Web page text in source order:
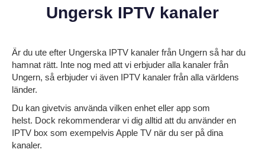
Ungersk IPTV kanaler
Är du ute efter Ungerska IPTV kanaler från Ungern så har du
hamnat rätt. Inte nog med att vi erbjuder alla kanaler från
Ungern, så erbjuder vi även IPTV kanaler från alla världens
länder.
Du kan givetvis använda vilken enhet eller app som
helst. Dock rekommenderar vi dig alltid att du använder en
IPTV box som exempelvis Apple TV när du ser på dina
kanaler.